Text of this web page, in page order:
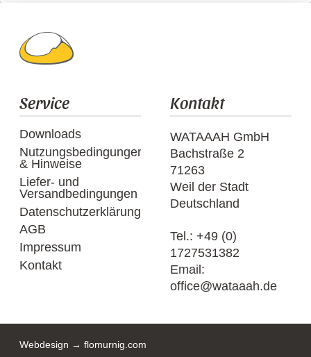
Service
Downloads
Nutzungsbedingungen
& Hinweise
Liefer- und
Versandbedingungen
Datenschutzerklärung
AGB
Impressum
Kontakt
Kontakt
WATAAAH GmbH
Bachstraße 2
71263
Weil der Stadt
Deutschland
Tel.: +49 (0)
1727531382
Email:
office@wataaah.de
Webdesign → flomurnig.com